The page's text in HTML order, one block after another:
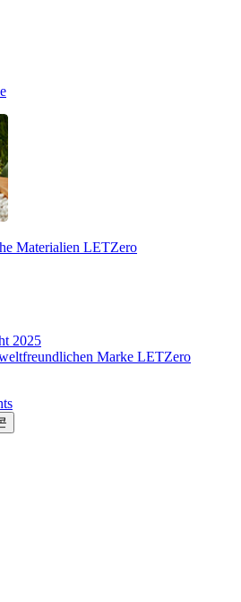
Materialien LETZero
2025
Marke LETZero